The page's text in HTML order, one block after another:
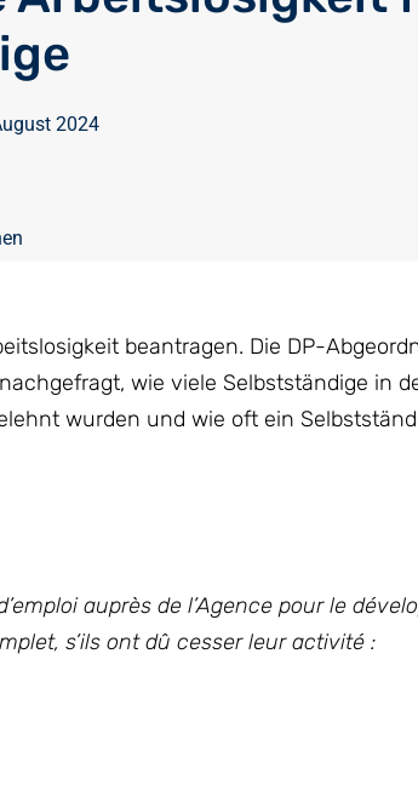
2024
beantragen. Die DP-
wie viele Selbstständige in
wurden und wie oft ein
auprès de l’Agence pour le
s’ils ont dû cesser leur activité :